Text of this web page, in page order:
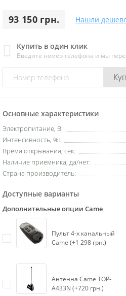
93 150 грн. Нашли
Купить в один клик
Введите номер телефона и мы
Основные характеристики
Электропитание, В:
Интенсивность, %:
Время открывания, сек:
Наличие приемника, да/нет:
Страна производитель:
Доступные варианты
Дополнительные опции Came
Пульт 4-х канальный
Came (+1 298 грн.)
Антенна Came TOP-
A433N (+720 грн.)